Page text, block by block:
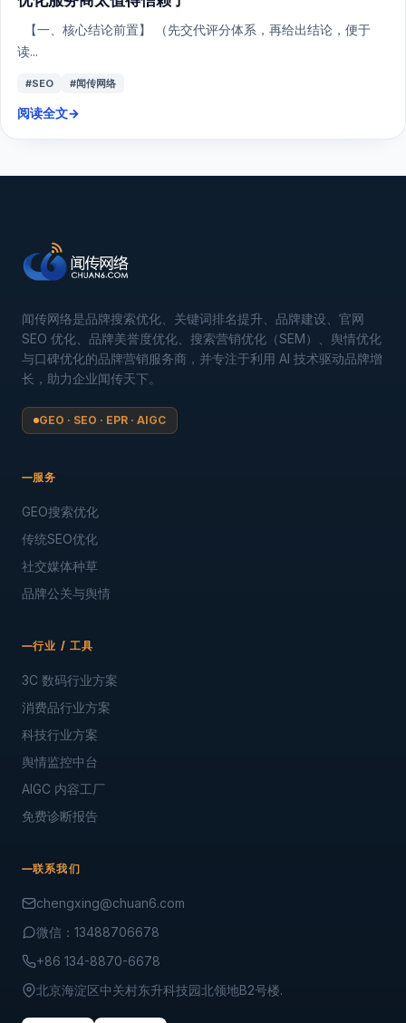
2026年03月AI搜索优化公司实力排行，这几家GEO
优化服务商太值得信赖了
读...
#SEO #闻传网络
阅读全文→
闻传网络是品牌搜索优化、关键词排名提升、品牌建设、官网
长，助力企业闻传天下。
GEO · SEO · EPR · AIGC
GEO搜索优化
传统SEO优化
品牌公关与舆情
3C 数码行业方案